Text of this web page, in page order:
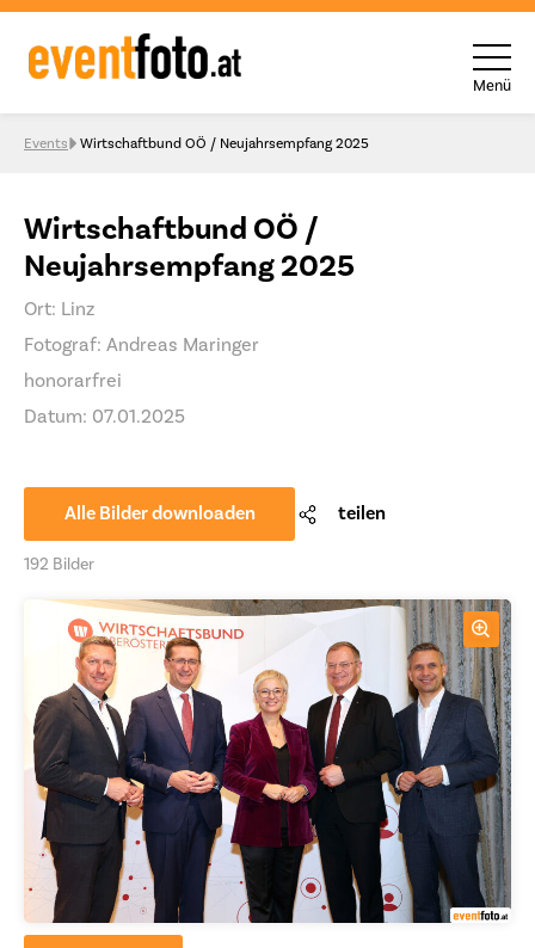
Skip to content
Menü
Events Wirtschaftbund OÖ / Neujahrsempfang 2025
Wirtschaftbund OÖ /
Neujahrsempfang 2025
Ort: Linz
Fotograf: Andreas Maringer
honorarfrei
Datum: 07.01.2025
Alle Bilder downloaden teilen
192 Bilder